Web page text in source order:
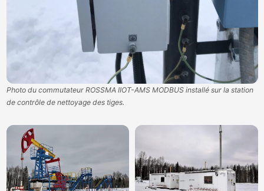
Photo du commutateur ROSSMA IIOT-AMS MODBUS installé sur la station
de contrôle de nettoyage des tiges.